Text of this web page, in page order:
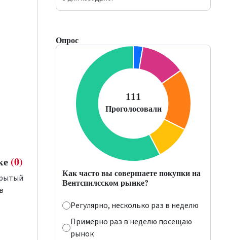
(0)
Опрос
Как часто вы совершаете покупки на
Вентспилсском рынке?
Регулярно, несколько раз в неделю
Примерно раз в неделю посещаю
рынок